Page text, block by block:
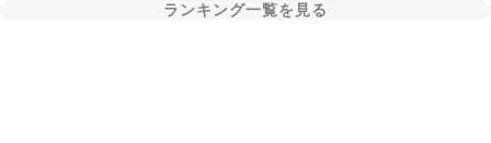
ランキング一覧を見る